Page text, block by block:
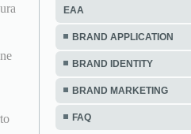
EAA
BRAND APPLICATION
BRAND IDENTITY
BRAND MARKETING
FAQ